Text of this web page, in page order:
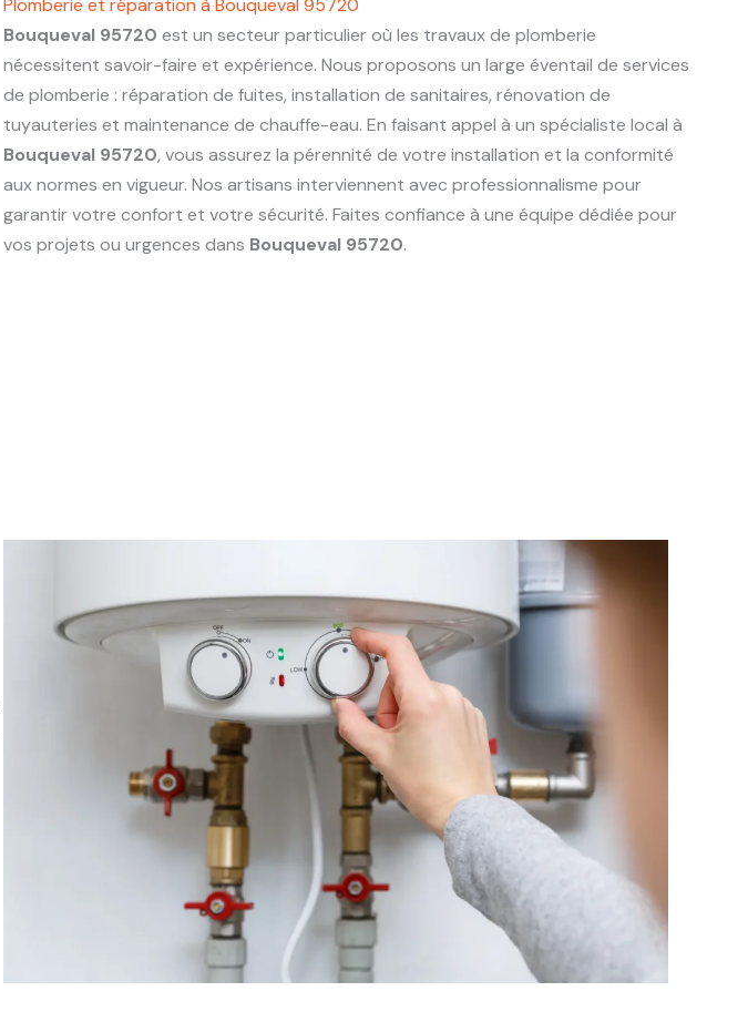
Plomberie et réparation à Bouqueval 95720
Bouqueval 95720 est un secteur particulier où les travaux de plomberie
nécessitent savoir-faire et expérience. Nous proposons un large éventail de services
de plomberie : réparation de fuites, installation de sanitaires, rénovation de
tuyauteries et maintenance de chauffe-eau. En faisant appel à un spécialiste local à
Bouqueval 95720, vous assurez la pérennité de votre installation et la conformité
aux normes en vigueur. Nos artisans interviennent avec professionnalisme pour
garantir votre confort et votre sécurité. Faites confiance à une équipe dédiée pour
vos projets ou urgences dans Bouqueval 95720.